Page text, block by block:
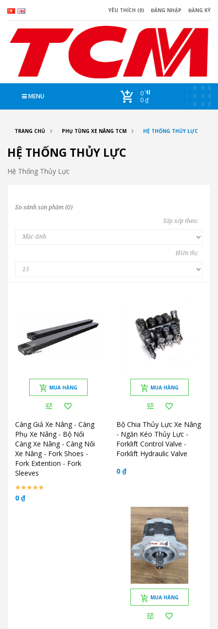
YÊU THÍCH (0) ĐĂNG NHẬP ĐĂNG KÝ
MENU CHI
0
0 ₫
TRANG CHỦ PHỤ TÙNG XE NÂNG TCM HỆ THỐNG THỦY LỰC
HỆ THỐNG THỦY LỰC
Hệ Thống Thủy Lực
So sánh sản phẩm (0)
Sắp xếp theo:
Hiển thị:
MUA HÀNG
Càng Giả Xe Nâng - Càng
Phụ Xe Nâng - Bộ Nối
Càng Xe Nâng - Càng Nối
Xe Nâng - Fork Shoes -
Fork Extention - Fork
Sleeves
0 ₫
MUA HÀNG
Bộ Chia Thủy Lực Xe Nâng
- Ngăn Kéo Thủy Lực -
Forklift Control Valve -
Forklift Hydraulic Valve
0 ₫
MUA HÀNG